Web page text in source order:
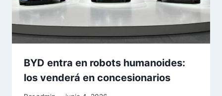
BYD entra en robots humanoides:
los venderá en concesionarios